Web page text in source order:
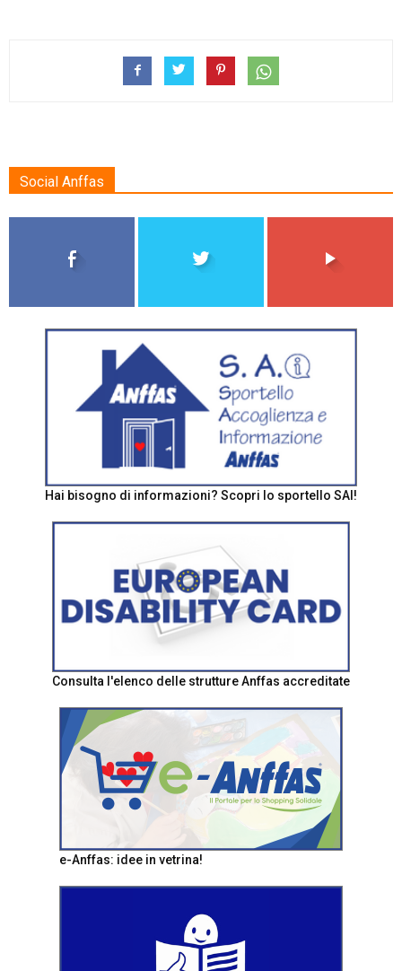
Social Anffas
Hai bisogno di informazioni? Scopri lo sportello SAI!
Consulta l'elenco delle strutture Anffas accreditate
e-Anffas: idee in vetrina!